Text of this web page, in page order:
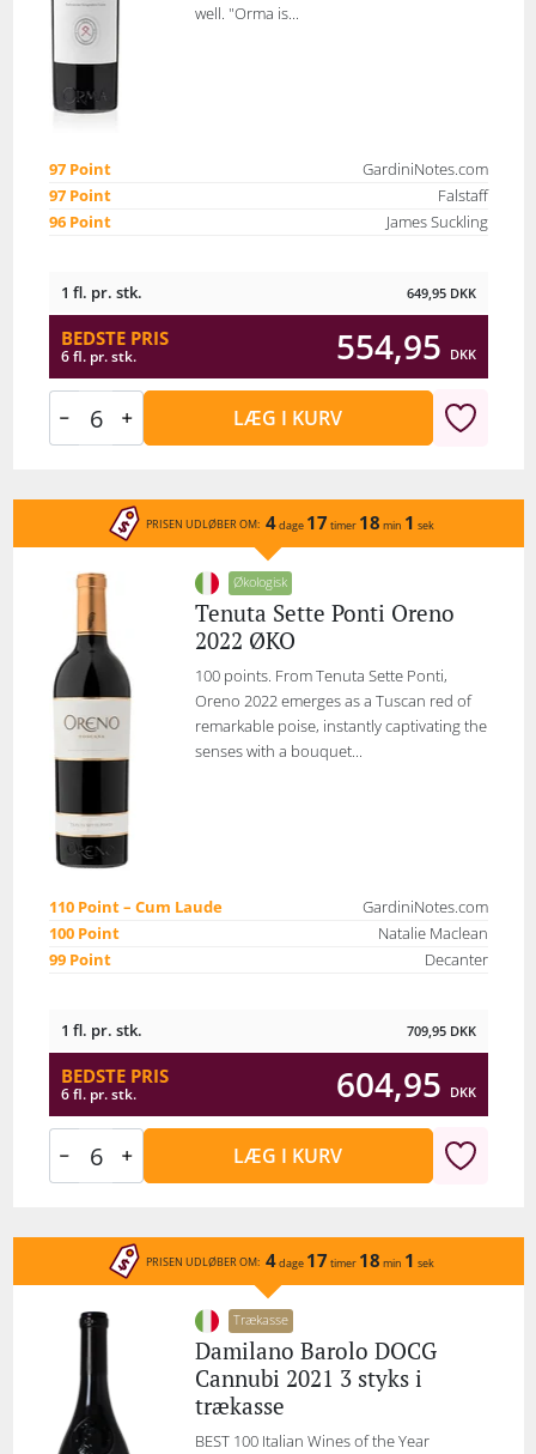
well. "Orma is...
97 Point
GardiniNotes.com
97 Point
Falstaff
96 Point
James Suckling
1 fl. pr. stk. 649,95 DKK
BEDSTE PRIS
6 fl. pr. stk. 554,95 DKK
LÆG I KURV
PRISEN UDLØBER OM: 4dage 17 timer 18 min 1 sek
Økologisk
Tenuta Sette Ponti Oreno
2022 ØKO
100 points. From Tenuta Sette Ponti,
Oreno 2022 emerges as a Tuscan red of
remarkable poise, instantly captivating the
senses with a bouquet...
110 Point – Cum Laude
GardiniNotes.com
100 Point
Natalie Maclean
99 Point
Decanter
1 fl. pr. stk. 709,95 DKK
BEDSTE PRIS
6 fl. pr. stk. 604,95 DKK
LÆG I KURV
PRISEN UDLØBER OM: 4dage 17 timer 18 min 1 sek
Trækasse
Damilano Barolo DOCG
Cannubi 2021 3 styks i
trækasse
BEST 100 Italian Wines of the Year